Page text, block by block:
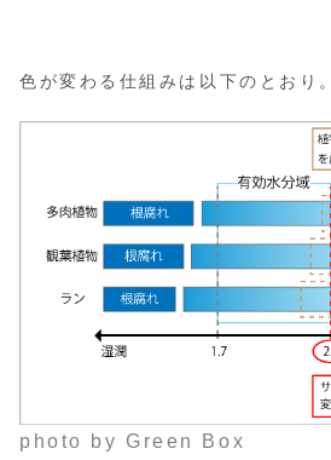
色が変わる仕組みは以下のとおり。
photo by Green Box